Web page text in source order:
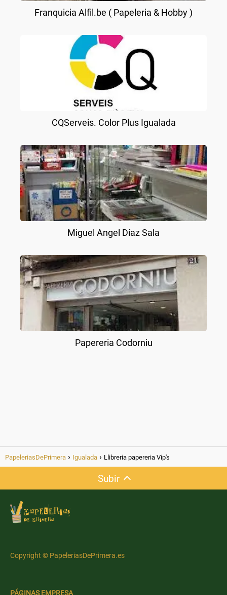
Franquicia Alfil.be ( Papeleria & Hobby )
CQServeis. Color Plus Igualada
Miguel Angel Díaz Sala
Papereria Codorniu
PapeleriasDePrimera Igualada Llibreria papereria Vip's
Subir
Copyright © PapeleriasDePrimera.es
PÁGINAS EMPRESA